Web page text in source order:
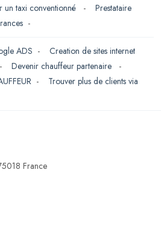
un taxi conventionné - Prestataire
-
ADS - Creation de sites internet
- Devenir chauffeur partenaire
-
- Trouver plus de clients via
France